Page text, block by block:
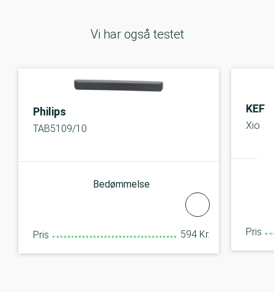
Vi har også testet
Philips
TAB5109/10
Bedømmelse
Pris 594 Kr.
KEF
Xio
Pris